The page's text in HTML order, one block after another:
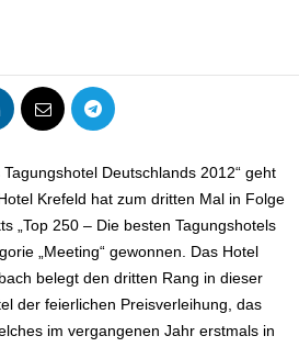
Deutschlands 2012“ geht
Krefeld hat zum dritten Mal in Folge
„Top 250 – Die besten Tagungshotels
„Meeting“ gewonnen. Das Hotel
belegt den dritten Rang in dieser
der feierlichen Preisverleihung, das
im vergangenen Jahr erstmals in